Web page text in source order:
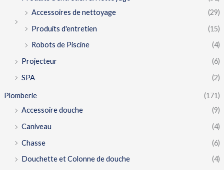
Accessoires de nettoyage
(29)
Produits d'entretien
(15)
Robots de Piscine
(4)
Projecteur
(6)
SPA
(2)
Plomberie
(171)
Accessoire douche
(9)
Caniveau
(4)
Chasse
(6)
Douchette et Colonne de douche
(4)